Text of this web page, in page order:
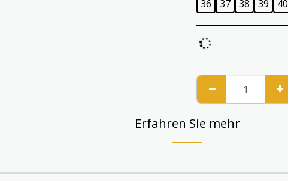
36
37 38 39 40
Erfahren Sie mehr